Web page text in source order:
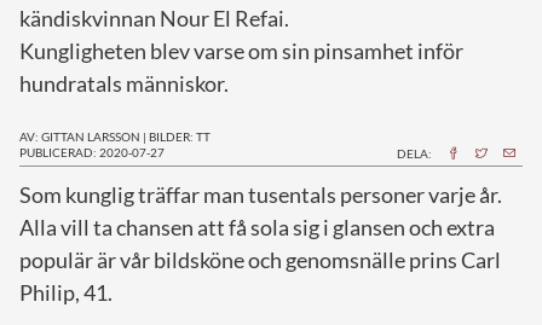
kändiskvinnan Nour El Refai.
Kungligheten blev varse om sin pinsamhet inför
hundratals människor.
AV: GITTAN LARSSON | BILDER: TT
PUBLICERAD: 2020-07-27
DELA:
Som kunglig träffar man tusentals personer varje år.
Alla vill ta chansen att få sola sig i glansen och extra
populär är vår bildsköne och genomsnälle prins Carl
Philip, 41.